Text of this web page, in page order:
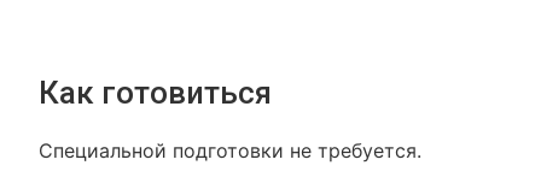
Как готовиться
Специальной подготовки не требуется.